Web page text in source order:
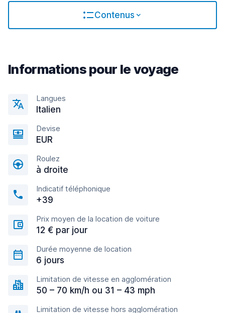
Contenus
Informations pour le voyage
Langues
Italien
Devise
EUR
Roulez
à droite
Indicatif téléphonique
+39
Prix moyen de la location de voiture
12 € par jour
Durée moyenne de location
6 jours
Limitation de vitesse en agglomération
50 – 70 km/h ou 31 – 43 mph
Limitation de vitesse hors agglomération